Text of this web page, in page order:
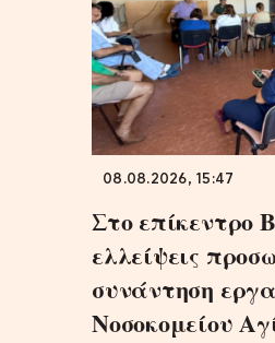
08.08.2026, 15:47
Στο επίκεντρο
ελλείψεις
συνάντηση
Νοσοκομείου